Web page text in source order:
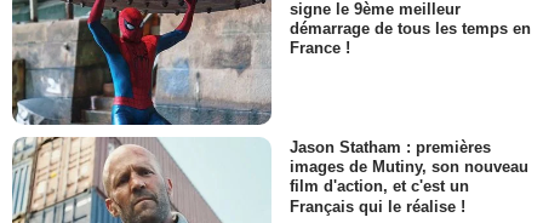
signe le 9ème meilleur
démarrage de tous les temps en
France !
Jason Statham : premières
images de Mutiny, son nouveau
film d'action, et c'est un
Français qui le réalise !